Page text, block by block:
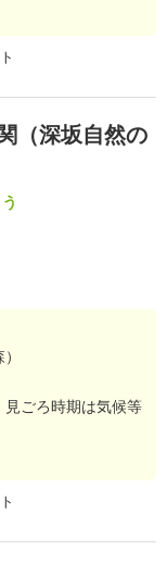
（深坂自然の
ごろ時期は気候等